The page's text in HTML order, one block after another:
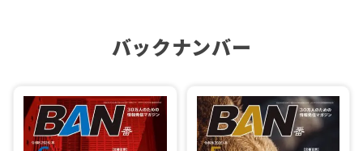
バックナンバー